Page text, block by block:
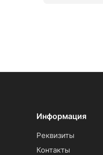
Информация
Реквизиты
Контакты